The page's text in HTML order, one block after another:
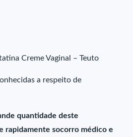
Creme Vaginal – Teuto
a respeito de
quantidade deste
rapidamente socorro médico e